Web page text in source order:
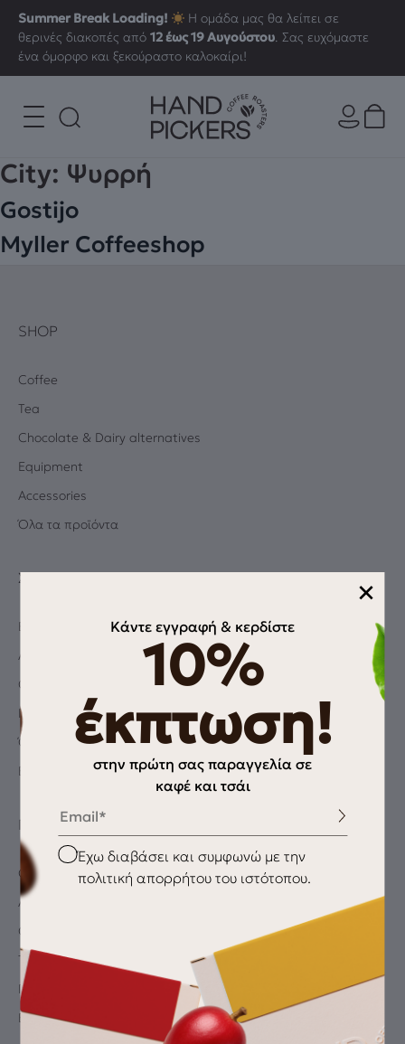
Summer Break Loading!
Η ομάδα μας θα λείπει σε
θερινές διακοπές από12 έως 19 Αυγούστου. Σας ευχόμαστε
ένα όμορφο και ξεκούραστο καλοκαίρι!
City: Ψυρρή
Gostijo
Myller Coffeeshop
×
Κάντε εγγραφή & κερδίστε
10%
έκπτωση!
στην πρώτη σας παραγγελία σε
καφέ και τσάι
Email
Checkbox
Έχω διαβάσει και συμφωνώ με την
πολιτική απορρήτου του ιστότοπου.
SHOP
Coffee
Tea
Chocolate & Dairy alternatives
Equipment
Accessories
Όλα τα προϊόντα
ΣΧΕΤΙΚΆ
Blog
Albums
Coffee Quiz
Πολιτική Απορρήτου
Όροι χρήσης
Επικοινωνία
ΠΛΗΡΟΦΟΡΊΕΣ
Ο λογαριασμός μου
Αγαπημένα
Oλοκλήρωση αγοράς
Τρόποι Πληρωμής
Παράδοση / Αποστολή
Επιστροφές